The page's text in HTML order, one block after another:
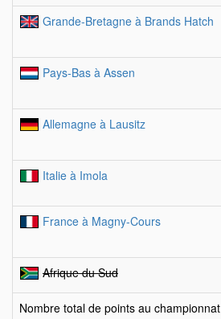
Grande-Bretagne à Brands Hatch
Pays-Bas à Assen
Allemagne à Lausitz
Italie à Imola
France à Magny-Cours
Afrique du Sud
Nombre total de points au championnat